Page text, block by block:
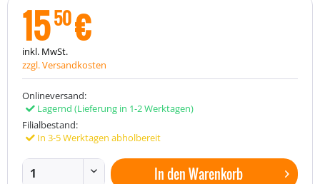
1550€
inkl. MwSt.
zzgl. Versandkosten
Onlineversand:
Lagernd (Lieferung in 1-2 Werktagen)
Filialbestand:
In 3-5 Werktagen abholbereit
In denWarenkorb